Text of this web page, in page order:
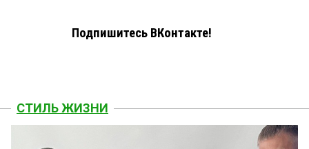
Подпишитесь ВКонтакте!
СТИЛЬ ЖИЗНИ